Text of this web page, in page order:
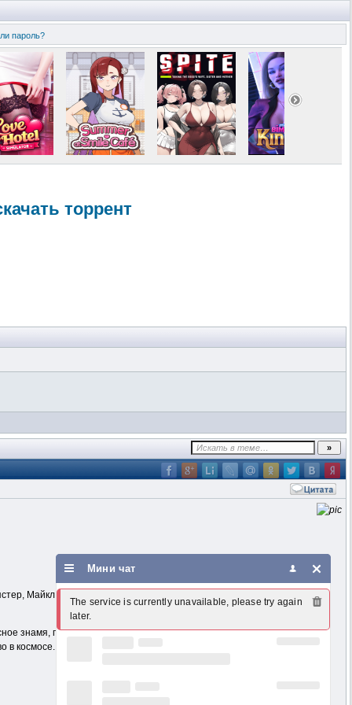
пароль?
торрент
Майкл Дорман, Сара Джонс и другие.
знамя, после чего многие проекты NASA сворачиваются. Но
в космосе.
Мини чат
The service is currently unavailable, please try again
later.